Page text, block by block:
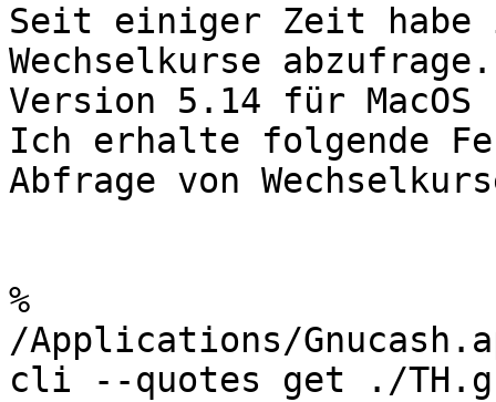
Seit einiger Zeit habe
Wechselkurse
Version 5.14 für
Ich erhalte folgende
Abfrage von
%
/Applications/
cli --quotes get ./